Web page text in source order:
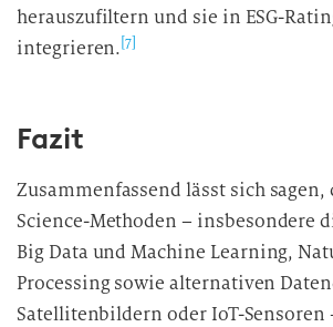
e
r
e
i
n
g
herauszufiltern und sie in ESG-
integrieren. [7]
Fazit
Zusammenfassend lässt sich sagen,
Science-Methoden – insbesondere
Big Data und Machine Learning,
Processing sowie alternativen
Satellitenbildern oder IoT-Sensoren